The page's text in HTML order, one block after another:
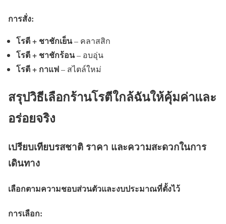
การสั่ง:
โรตี + ชาชักเย็น– คลาสสิก
โรตี + ชาชักร้อน– อบอุ่น
โรตี + กาแฟ– สไตล์ใหม่
สรุปวิธีเลือกร้านโรตีใกล้ฉันให้คุ้มค่าและ
อร่อยจริง
เปรียบเทียบรสชาติ ราคา และความสะดวกในการ
เดินทาง
เลือกตามความชอบส่วนตัวและงบประมาณที่ตั้งไว้
การเลือก: